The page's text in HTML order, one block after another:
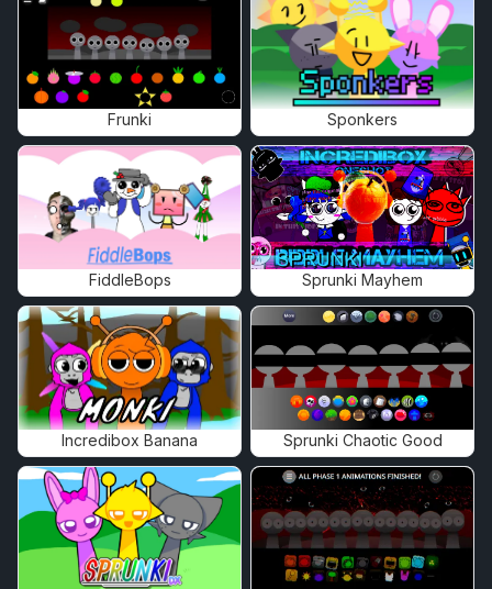
Frunki Sponkers
FiddleBops Sprunki Mayhem
Incredibox Banana Sprunki Chaotic Good